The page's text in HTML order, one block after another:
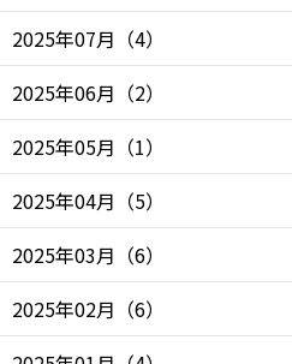
2025年07月 （4）
2025年06月 （2）
2025年05月 （1）
2025年04月 （5）
2025年03月 （6）
2025年02月 （6）